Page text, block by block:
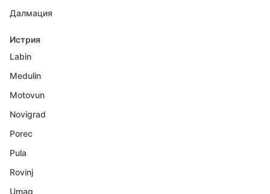
Далмация
Истрия
Labin
Medulin
Motovun
Novigrad
Porec
Pula
Rovinj
Umag